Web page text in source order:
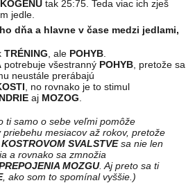
tak 25:75. Teda viac ich zješ
jedle.
dňa a hlavne v čase medzi jedlami,
TRÉNING , ale POHYB.
potrebuje všestranný POHYB, pretože sa
neustále prerábajú
, no rovnako je to stimul
aj MOZOG
ti samo o sebe veľmi pomôže
mesiacov až rokov, pretože
KOSTROVOM SVALSTVEsa nie len
a rovnako sa zmnožia
MOZGU. Aj preto sa ti
, ako som to spomínal vyššie.)